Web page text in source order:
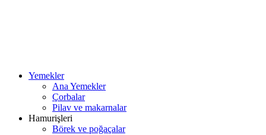
Yemekler
Ana Yemekler
Çorbalar
Pilav ve makarnalar
Hamurişleri
Börek ve poğaçalar